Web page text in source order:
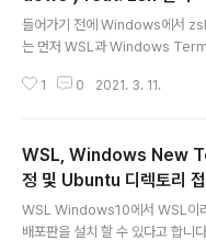
올려놓은 컬러 테마 👉🏻
좀 더 자세한 설명을 원한다면
들어가기 전에 Windows에서
는 먼저 WSL과 Windows
- WSL, Windows New
해야 하는데 뭐든 프로그램 설치
수! sudo apt-get install -y
를 좀 더 사용하기 편하게 해주는
되어 있다면 무.용.지.물! 그럼으로
1 0 2021. 3. 11.
WSL, Windows New
정 및 Ubuntu 디렉토리
s )
WSL Windows10에서 WSL이
배포판을 설치 할 수 있다고 합니